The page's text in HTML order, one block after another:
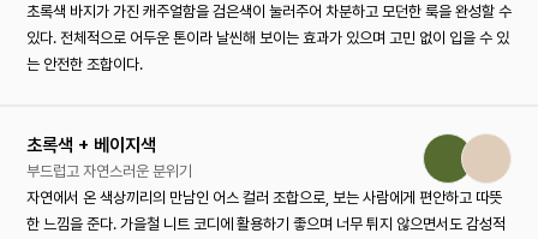
초록색 바지가 가진 캐주얼함을 검은색이 눌러주어 차분하고 모던한 룩을 완성할 수
있다. 전체적으로 어두운 톤이라 날씬해 보이는 효과가 있으며 고민 없이 입을 수 있
는 안전한 조합이다.
초록색 + 베이지색
부드럽고 자연스러운 분위기
자연에서 온 색상끼리의 만남인 어스 컬러 조합으로, 보는 사람에게 편안하고 따뜻
한 느낌을 준다. 가을철 니트 코디에 활용하기 좋으며 너무 튀지 않으면서도 감성적